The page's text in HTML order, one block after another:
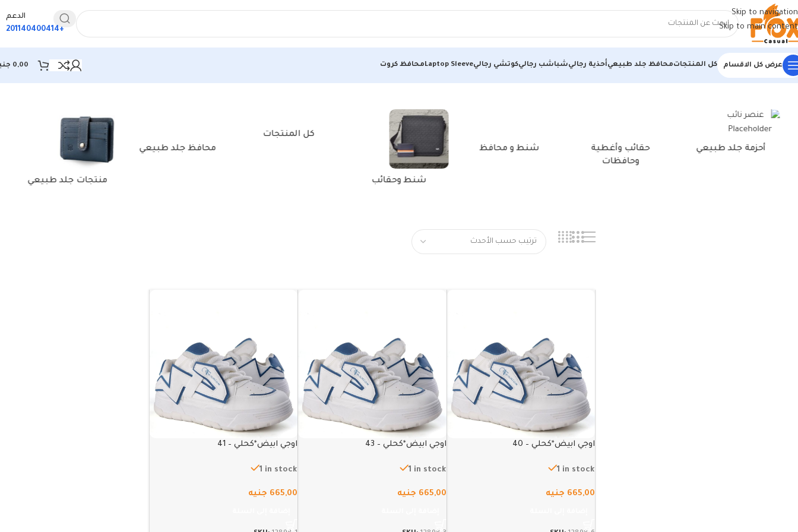
Skip to navigation
Skip to main content
الدعم
+201140400414
عرض كل الاقسام كل المنتجاتمحافظ جلد طبيعيأحذية رجاليشباشب رجاليكوتشي رجاليLaptop Sleeveمحافظ كروت 0,00
الرئيسية/منتجات تحت الوسم “أحذية رياضية أبيض وكحلي”
أحزمة جلد طبيعي
حقائب وأغطية
وحافظات
شنط و محافظ
شنط وحقائب
كل المنتجات
محافظ جلد طبيعي
منتجات جلد طبيعي
اوجي ابيض*كحلي – 40
1 in stock
665,00 جنيه
اوجي ابيض*كحلي – 43
1 in stock
665,00 جنيه
اوجي ابيض*كحلي – 41
1 in stock
665,00 جنيه